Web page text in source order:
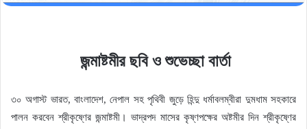
জন্মাষ্টমীর ছবি ও শুভেচ্ছা বার্তা
৩০ অগাস্ট ভারত, বাংলাদেশ, নেপাল সহ পৃথিবী জুড়ে হিন্দু ধর্মাবলম্বীরা দুমধাম সহকারে
পালন করবেন শ্রীকৃষ্ণের জন্মাষ্টমী। ভাদ্রপদ মাসের কৃষ্ণপক্ষের অষ্টমীর দিন শ্রীকৃষ্ণের